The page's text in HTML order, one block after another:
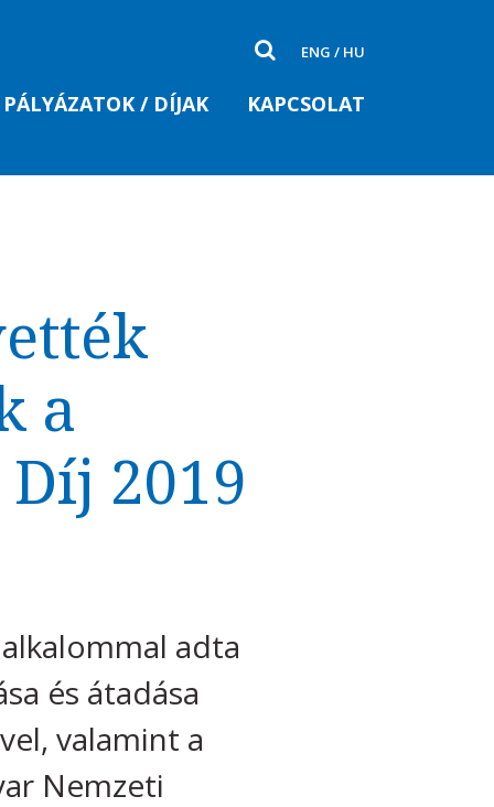
ENG / HU
PÁLYÁZATOK / DÍJAK KAPCSOLAT
a
2019
adta
és átadása
valamint a
Nemzeti